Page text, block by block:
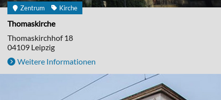
Zentrum Kirche
Thomaskirche
Thomaskirchhof 18
04109 Leipzig
Weitere Informationen